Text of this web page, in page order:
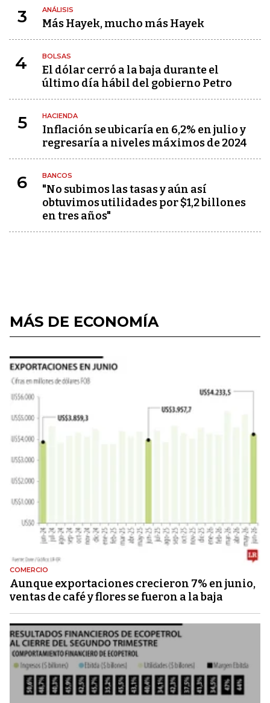
3 ANÁLISIS
Más Hayek, mucho más Hayek
4 BOLSAS
El dólar cerró a la baja durante el
último día hábil del gobierno Petro
5 HACIENDA
Inflación se ubicaría en 6,2% en julio y
regresaría a niveles máximos de 2024
6 BANCOS
"No subimos las tasas y aún así
obtuvimos utilidades por $1,2 billones
en tres años"
MÁS DE ECONOMÍA
COMERCIO
Aunque exportaciones crecieron 7% en junio,
ventas de café y flores se fueron a la baja